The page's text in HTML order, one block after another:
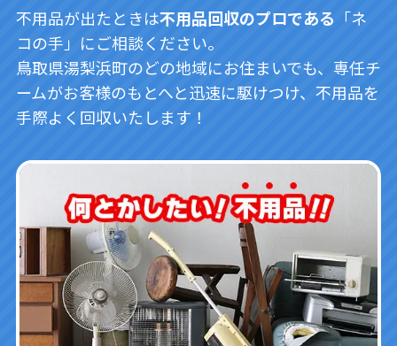
不用品が出たときは不用品回収のプロである 「ネ
コの手」にご相談ください。
鳥取県湯梨浜町のどの地域にお住まいでも、専任チ
ームがお客様のもとへと迅速に駆けつけ、不用品を
手際よく回収いたします！